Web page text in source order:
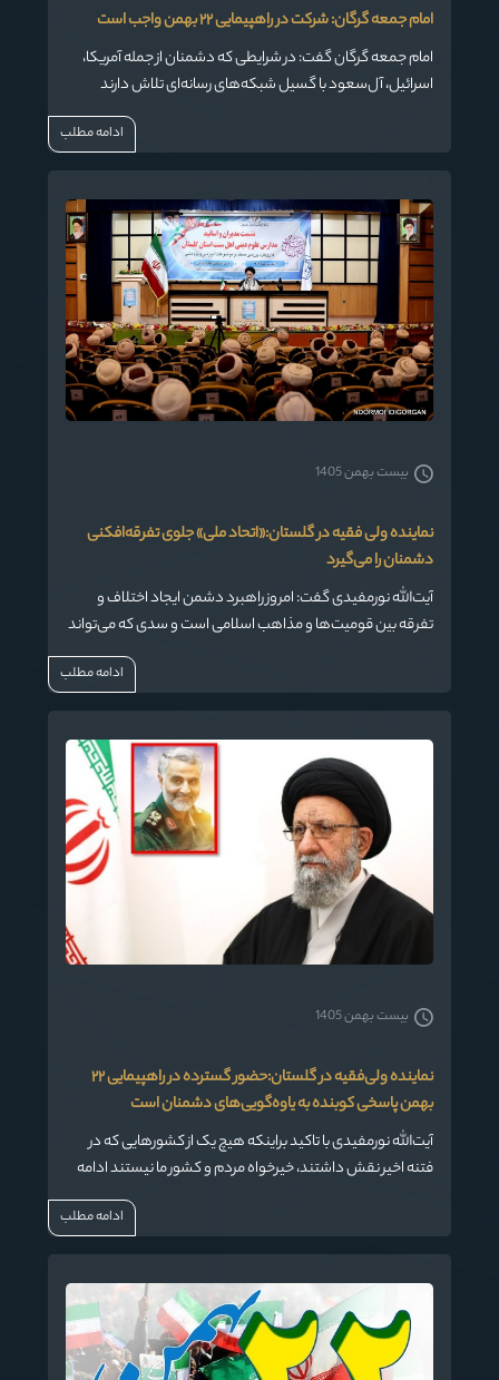
امام جمعه گرگان: شرکت در راهپیمایی ۲۲ بهمن واجب‌ است
امام جمعه گرگان گفت: در شرایطی که دشمنان از جمله آمریکا،
اسرائیل، آل‌سعود با گسیل شبکه‌های رسانه‌ای تلاش دارند
امنیت و آرامش کشور را بر هم بزنند، شرکت در راهپیمایی ۲۲ بهمن
ادامه مطلب
نماینده ولی فقیه در گلستان:«اتحاد ملی» جلوی تفرقه‌افکنی
دشمنان را می‌گیرد
آیت‌الله نورمفیدی گفت: امروز راهبرد دشمن ایجاد اختلاف و
تفرقه بین قومیت‌ها و مذاهب اسلامی است و سدی که می‌تواند
جلوی دشمن و تفرقه‌افکنی‌اش را بگیرد اتحاد ملی است.
بیست بهمن 1405
ادامه مطلب
نماینده ولی‌فقیه‌ در گلستان:حضور گسترده در راهپیمایی ۲۲
بهمن پاسخی کوبنده به یاوه‌گویی‌های دشمنان است
آیت‌الله نورمفیدی با تاکید براینکه هیچ یک از کشورهایی که در
فتنه اخیر نقش داشتند، خیرخواه مردم و کشور ما نیستند ادامه
داد: بهترین و کوبنده‌ترین پاسخ به یاوه‌گویی‌های دشمنان حضور
بیست بهمن 1405
ادامه مطلب